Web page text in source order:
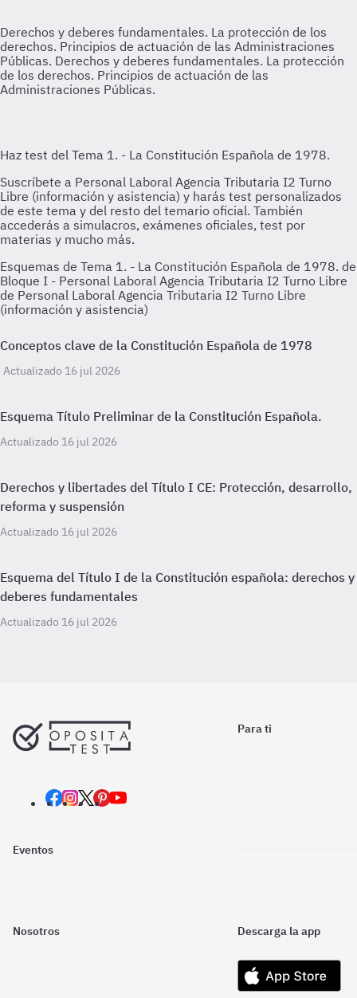
Derechos y deberes fundamentales. La protección de los
derechos. Principios de actuación de las Administraciones
Públicas. Derechos y deberes fundamentales. La protección
de los derechos. Principios de actuación de las
Administraciones Públicas.
Esquemas de Tema 1. - La Constitución Española de 1978. de
Bloque I - Personal Laboral Agencia Tributaria I2 Turno Libre
de Personal Laboral Agencia Tributaria I2 Turno Libre
(información y asistencia)
Conceptos clave de la Constitución Española de 1978
Actualizado 16 jul 2026
Esquema Título Preliminar de la Constitución Española.
Actualizado 16 jul 2026
Derechos y libertades del Título I CE: Protección, desarrollo,
reforma y suspensión
Actualizado 16 jul 2026
Esquema del Título I de la Constitución española: derechos y
deberes fundamentales
Actualizado 16 jul 2026
Para ti
Eventos
Nosotros Descarga la app